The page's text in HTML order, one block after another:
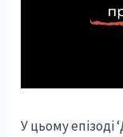
У цьому епізоді